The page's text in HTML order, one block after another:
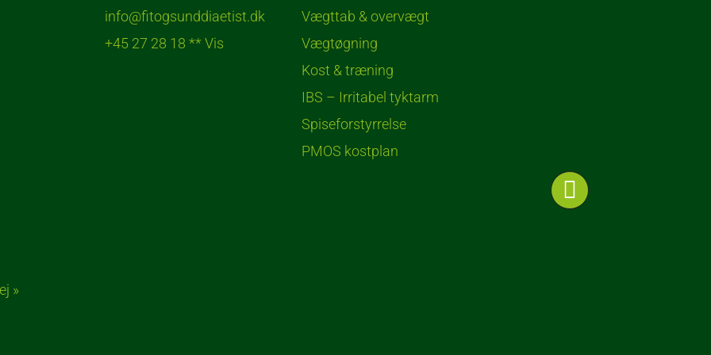
»
info@fitogsunddiaetist.dk
+45 27 28 18 ** Vis
Vægttab & overvægt
Vægtøgning
Kost & træning
IBS – Irritabel tyktarm
Spiseforstyrrelse
PMOS kostplan